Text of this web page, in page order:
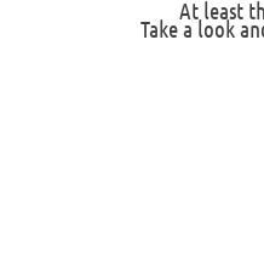
At least
Take a look